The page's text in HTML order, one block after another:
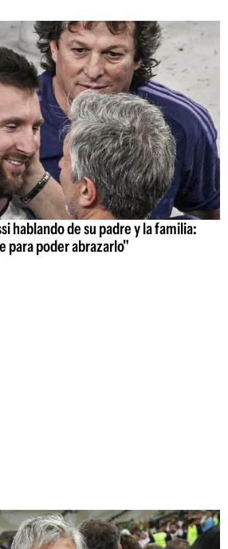
hablando de su padre y la familia:
para poder abrazarlo"